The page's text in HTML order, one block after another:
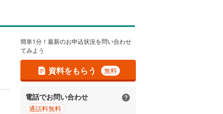
簡単1分！最新のお申込状況を問い合わせ
てみよう
資料をもらう 無料
電話でお問い合わせ
通話料無料